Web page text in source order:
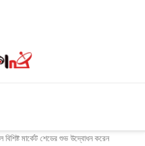
বিশিষ্ট মার্কেট শেডের শুভ উদ্বোধন করেন